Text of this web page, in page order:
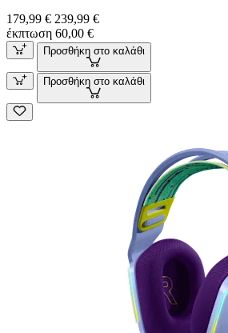
179,99 € 239,99 €
έκπτωση 60,00 €
Προσθήκη στο καλάθι
Προσθήκη στο καλάθι